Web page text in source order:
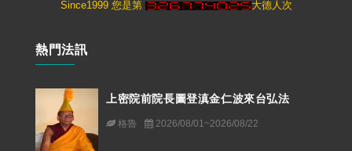
Since1999 您是第 大德人次
熱門法訊
上密院前院長圖登滇金仁波來台弘法
格魯 2026/08/01~2026/08/22